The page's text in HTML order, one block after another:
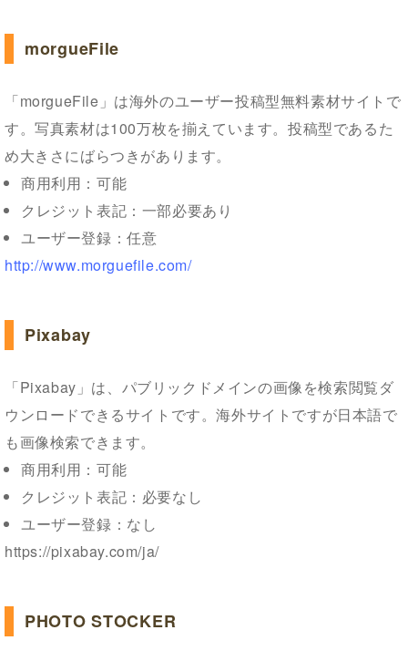
morgueFile
「morgueFile」は海外のユーザー投稿型無料素材サイトで
す。写真素材は100万枚を揃えています。投稿型であるた
め大きさにばらつきがあります。
商用利用：可能
クレジット表記：一部必要あり
ユーザー登録：任意
http://www.morguefile.com/
Pixabay
「Pixabay」は、パブリックドメインの画像を検索閲覧ダ
ウンロードできるサイトです。海外サイトですが日本語で
も画像検索できます。
商用利用：可能
クレジット表記：必要なし
ユーザー登録：なし
https://pixabay.com/ja/
PHOTO STOCKER